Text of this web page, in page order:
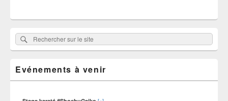
Zone
principale
de
pour
Rechercher :
Rechercher
sur
site
Evénements à venir